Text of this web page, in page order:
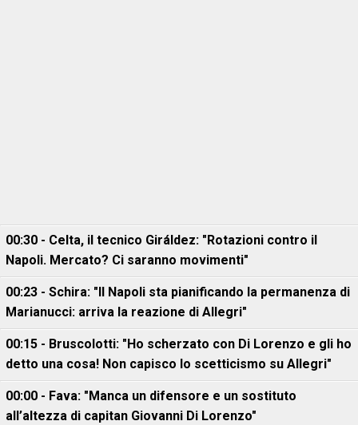
00:30 - Celta, il tecnico Giráldez: "Rotazioni contro il
Napoli. Mercato? Ci saranno movimenti"
00:23 - Schira: "Il Napoli sta pianificando la permanenza di
Marianucci: arriva la reazione di Allegri"
00:15 - Bruscolotti: "Ho scherzato con Di Lorenzo e gli ho
detto una cosa! Non capisco lo scetticismo su Allegri"
00:00 - Fava: "Manca un difensore e un sostituto
all’altezza di capitan Giovanni Di Lorenzo"